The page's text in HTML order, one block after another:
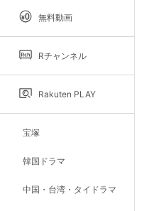
無料動画
Rチャンネル
Rakuten PLAY
宝塚
韓国ドラマ
中国・台湾・タイドラマ